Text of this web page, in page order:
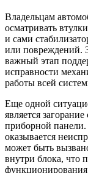
Владельцам
осматривать
и сами
или повреждений.
важный этап
исправности
работы всей
Еще одной
является
приборной
оказывается
может быть
внутри блока, что